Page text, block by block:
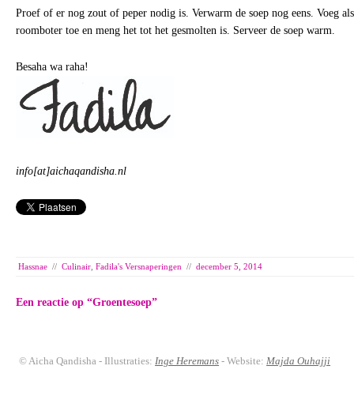
Proef of er nog zout of peper nodig is. Verwarm de soep nog eens. Voeg
roomboter toe en meng het tot het gesmolten is. Serveer de soep warm.
Besaha wa raha!
info[at]aichaqandisha.nl
Hassnae // Culinair Fadila's Versnaperingen // december 5, 2014
Een reactie op “Groentesoep”
© Aicha Qandisha - Illustraties: Inge Heremans - Website: Majda Ouhajji